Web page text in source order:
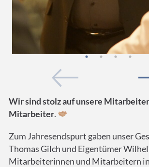
Wir sind stolz auf unsere
Mitarbeiter.
Zum Jahresendspurt gaben unser
Thomas Gilch und Eigentümer
Mitarbeiterinnen und Mitarbeitern